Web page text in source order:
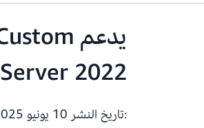
Server 2022
:تاريخ النشر